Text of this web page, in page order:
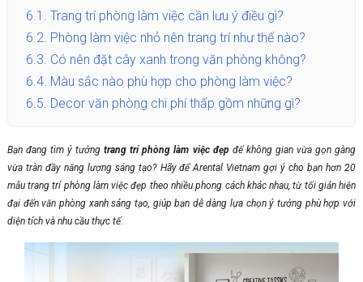
6.1. Trang trí phòng làm việc cần lưu ý điều gì?
6.2. Phòng làm việc nhỏ nên trang trí như thế nào?
6.3. Có nên đặt cây xanh trong văn phòng không?
6.4. Màu sắc nào phù hợp cho phòng làm việc?
6.5. Decor văn phòng chi phí thấp gồm những gì?
Bạn đang tìm ý tưởngtrang trí phòng làm việc đẹpđể không gian vừa gọn gàng
vừa tràn đầy năng lượng sáng tạo? Hãy để Arental Vietnam gợi ý cho bạn hơn 20
mẫu trang trí phòng làm việc đẹp theo nhiều phong cách khác nhau, từ tối giản hiện
đại đến văn phòng xanh sáng tạo, giúp bạn dễ dàng lựa chọn ý tưởng phù hợp với
diện tích và nhu cầu thực tế.